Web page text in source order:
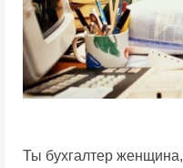
Ты бухгалтер женщина,